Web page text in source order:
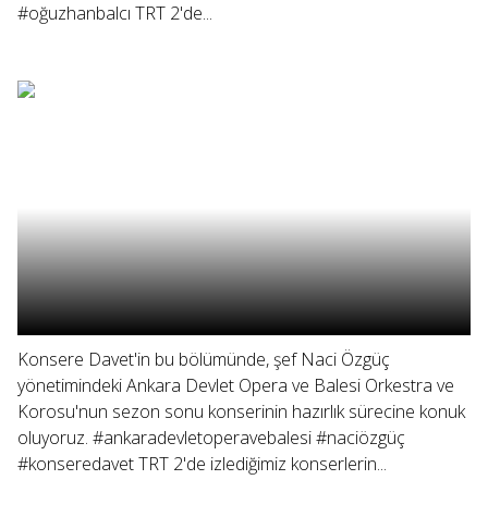
#oğuzhanbalcı TRT 2'de...
Konsere Davet'in bu bölümünde, şef Naci Özgüç
yönetimindeki Ankara Devlet Opera ve Balesi Orkestra ve
Korosu'nun sezon sonu konserinin hazırlık sürecine konuk
oluyoruz. #ankaradevletoperavebalesi #naciözgüç
#konseredavet TRT 2'de izlediğimiz konserlerin...